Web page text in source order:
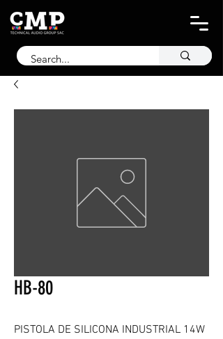
HB-80
PISTOLA DE SILICONA INDUSTRIAL 14W